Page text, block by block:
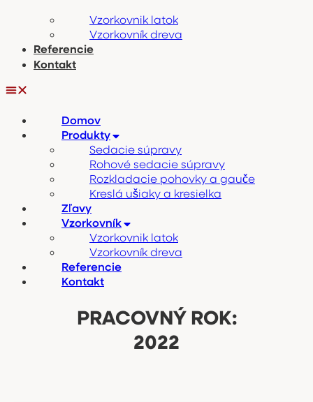
Vzorkovnik latok
Vzorkovník dreva
Referencie
Kontakt
Domov
Produkty
Sedacie súpravy
Rohové sedacie súpravy
Rozkladacie pohovky a gauče
Kreslá ušiaky a kresielka
Zľavy
Vzorkovník
Vzorkovnik latok
Vzorkovník dreva
Referencie
Kontakt
PRACOVNÝ ROK:
2022